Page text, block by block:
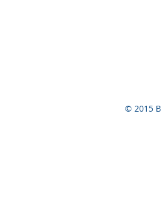
© 2015